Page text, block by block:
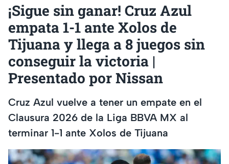
¡Sigue sin ganar! Cruz Azul
empata 1-1 ante Xolos de
Tijuana y llega a 8 juegos sin
conseguir la victoria |
Presentado por Nissan
Cruz Azul vuelve a tener un empate en el
Clausura 2026 de la Liga BBVA MX al
terminar 1-1 ante Xolos de Tijuana